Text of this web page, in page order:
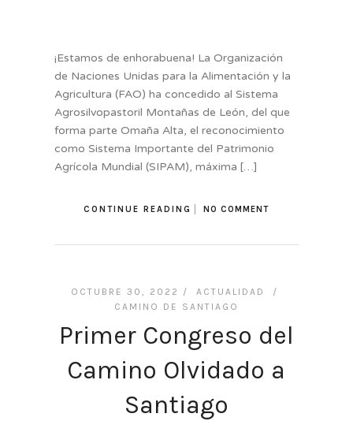
¡Estamos de enhorabuena! La Organización
de Naciones Unidas para la Alimentación y la
Agricultura (FAO) ha concedido al Sistema
Agrosilvopastoril Montañas de León, del que
forma parte Omaña Alta, el reconocimiento
como Sistema Importante del Patrimonio
Agrícola Mundial (SIPAM), máxima […]
CONTINUE READING NO COMMENT
OCTUBRE 30, 2022 / ACTUALIDAD
/
CAMINO DE SANTIAGO
Primer Congreso del
Camino Olvidado a
Santiago